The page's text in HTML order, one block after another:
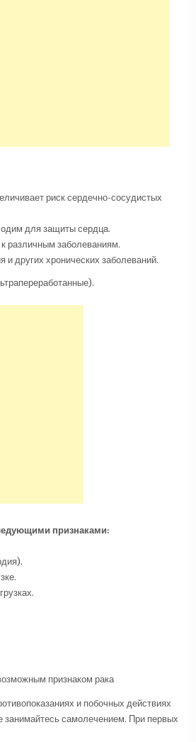
риск сердечно-сосудистых
для защиты сердца.
различным заболеваниям.
других хронических заболеваний.
признаками:
признаком рака
и побочных действиях
занимайтесь самолечением. При первых